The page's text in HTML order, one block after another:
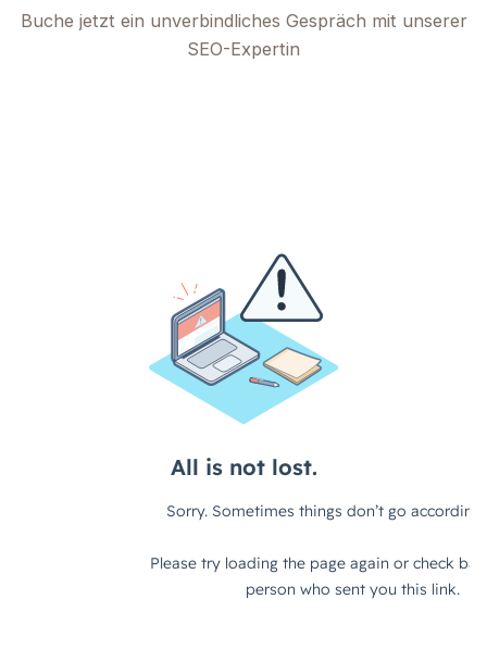
Buche jetzt ein unverbindliches Gespräch mit unserer
SEO-Expertin